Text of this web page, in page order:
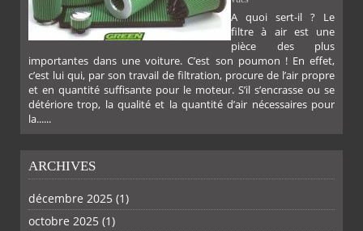
A quoi sert-il ? Le
filtre à air est une
pièce des plus
importantes dans une voiture. C’est son poumon ! En effet,
c’est lui qui, par son travail de filtration, procure de l’air propre
et en quantité suffisante pour le moteur. S’il s’encrasse ou se
détériore trop, la qualité et la quantité d’air nécessaires pour
la......
ARCHIVES
décembre 2025 (1)
octobre 2025 (1)